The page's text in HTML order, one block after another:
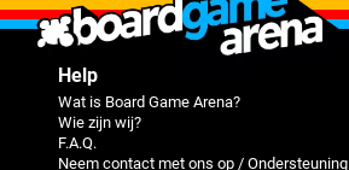
Help
Wat is Board Game Arena?
Wie zijn wij?
F.A.Q.
Neem contact met ons op / Ondersteuning